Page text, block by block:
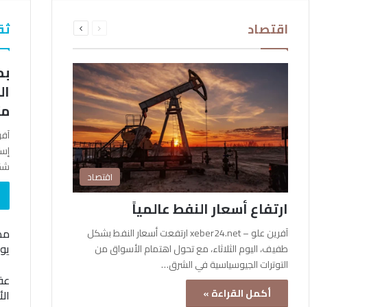
اقتصاد الصفحةالصفحة
اقتصاد
ارتفاع أسعار النفط عالمياً
آفرين علو – xeber24.net ارتفعت أسعار النفط بشكل
طفيف، اليوم الثلاثاء، مع تحول اهتمام الأسواق من
التوترات الجيوسياسية في الشرق…
أكمل القراءة »